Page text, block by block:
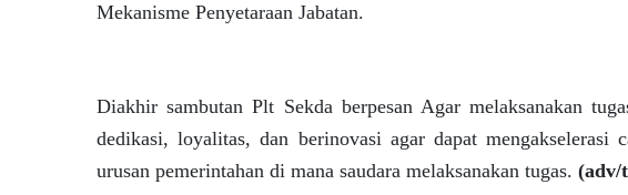
Mekanisme Penyetaraan Jabatan.
Diakhir sambutan Plt Sekda berpesan Agar melaksanakan
dedikasi, loyalitas, dan berinovasi agar dapat mengakselerasi
urusan pemerintahan di mana saudara melaksanakan tugas. (adv/